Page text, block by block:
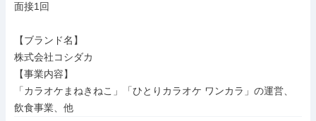
面接1回
【ブランド名】
株式会社コシダカ
【事業内容】
「カラオケまねきねこ」「ひとりカラオケ ワンカラ」の運営、
飲食事業、他